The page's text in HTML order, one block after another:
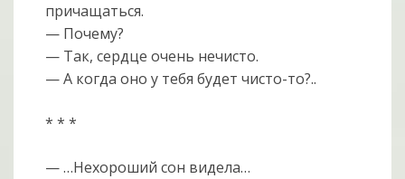
причащаться.
— Почему?
— Так, сердце очень нечисто.
— А когда оно у тебя будет чисто-то?..
* * *
— …Нехороший сон видела…